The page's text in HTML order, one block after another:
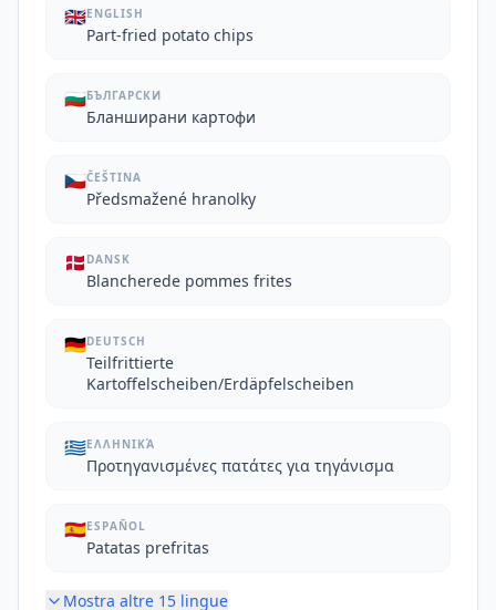
🇬🇧ENGLISH
Part-fried potato chips
🇧🇬БЪЛГАРСКИ
Бланширани картофи
🇨🇿ČEŠTINA
Předsmažené hranolky
🇩🇰 DANSK
Blancherede pommes frites
🇩🇪DEUTSCH
Teilfrittierte
Kartoffelscheiben/Erdäpfelscheiben
🇬🇷ΕΛΛΗΝΙΚΆ
Προτηγανισμένες πατάτες για τηγάνισμα
🇪🇸ESPAÑOL
Patatas prefritas
Mostra altre 15 lingue